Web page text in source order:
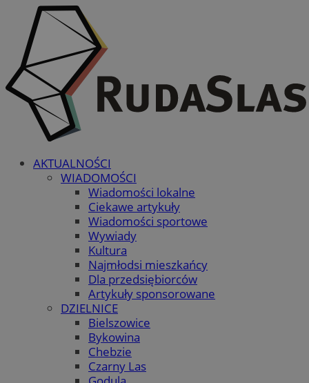
AKTUALNOŚCI
WIADOMOŚCI
Wiadomości lokalne
Ciekawe artykuły
Wiadomości sportowe
Wywiady
Kultura
Najmłodsi mieszkańcy
Dla przedsiębiorców
Artykuły sponsorowane
DZIELNICE
Bielszowice
Bykowina
Chebzie
Czarny Las